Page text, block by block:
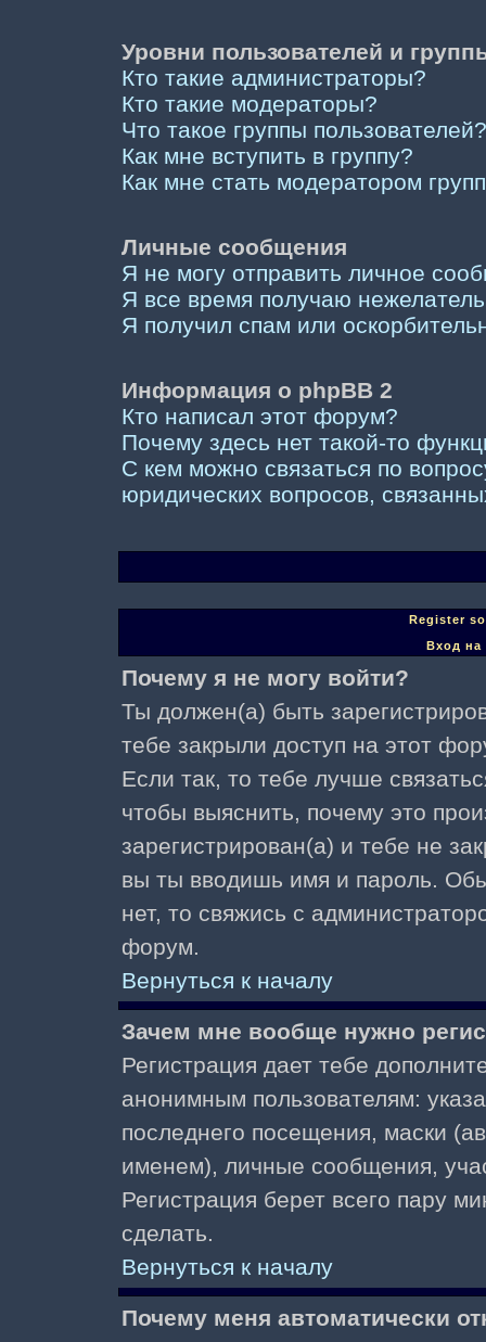
Уровни пользователей и
Кто такие администраторы?
Кто такие модераторы?
Что такое группы пользователей?
Как мне вступить в группу?
Как мне стать модератором
Личные сообщения
Я не могу отправить личное
Я все время получаю
Я получил спам или
Информация о phpBB 2
Кто написал этот форум?
Почему здесь нет такой-то
С кем можно связаться по
юридических вопросов,
Register
Вход на
Почему я не могу войти?
Ты должен(а) быть
тебе закрыли доступ на этот
Если так, то тебе лучше
чтобы выяснить, почему это
зарегистрирован(а) и тебе не
вы ты вводишь имя и пароль.
нет, то свяжись с
форум.
Вернуться к началу
Зачем мне вообще нужно
Регистрация дает тебе
анонимным пользователям:
последнего посещения, маски
именем), личные сообщения,
Регистрация берет всего пару
сделать.
Вернуться к началу
Почему меня автоматически